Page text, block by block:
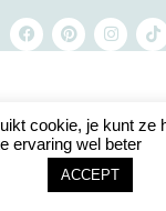
cookie, je kunt ze
ervaring wel beter
ACCEPT